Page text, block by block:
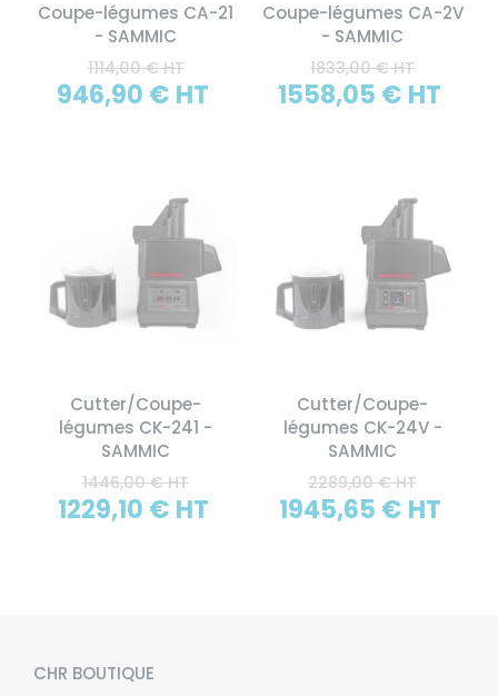
Coupe-légumes CA-21
- SAMMIC
1114,00 € HT
946,90 € HT
Coupe-légumes CA-2V
- SAMMIC
1833,00 € HT
1558,05 € HT
Cutter/Coupe-
légumes CK-241 -
SAMMIC
1446,00 € HT
1229,10 € HT
Cutter/Coupe-
légumes CK-24V -
SAMMIC
2289,00 € HT
1945,65 € HT
CHR BOUTIQUE